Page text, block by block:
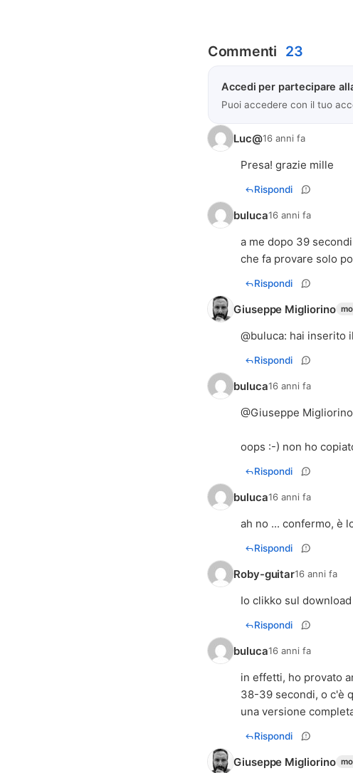
Commenti 23
Accedi per partecipare
Puoi accedere con il tuo
Luc@16 anni fa
Presa! grazie mille
Rispondi
buluca16 anni fa
a me dopo 39
che fa provare solo
Rispondi
Giuseppe Migliorino
@buluca: hai inserito
Rispondi
buluca16 anni fa
@Giuseppe Migliorino
oops :-) non ho
Rispondi
buluca16 anni fa
ah no ... confermo, è
Rispondi
Roby-guitar16 anni fa
Io clikko sul
Rispondi
buluca16 anni fa
in effetti, ho provato
38-39 secondi, o c'è
una versione
Rispondi
Giuseppe Migliorino